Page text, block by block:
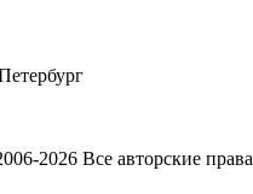
2026 Все авторские